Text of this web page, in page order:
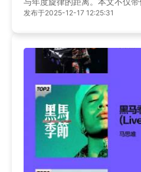
用技巧，轻松解决播放卡顿、
发布于2025-12-17 12:25:31